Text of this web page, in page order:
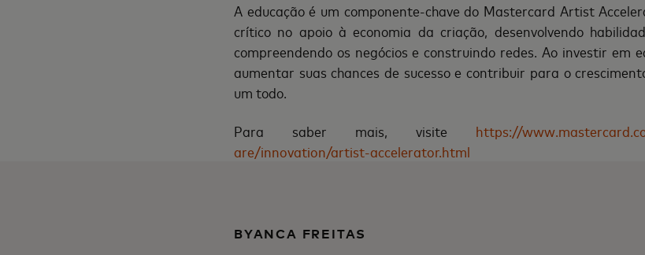
A educação é um componente-chave do Mastercard Artist
crítico no apoio à economia da criação, desenvolvendo
compreendendo os negócios e construindo redes. Ao investir em
aumentar suas chances de sucesso e contribuir para o
um todo.
Para saber mais, visite https://
are/innovation/artist-accelerator.html
BYANCA FREITAS